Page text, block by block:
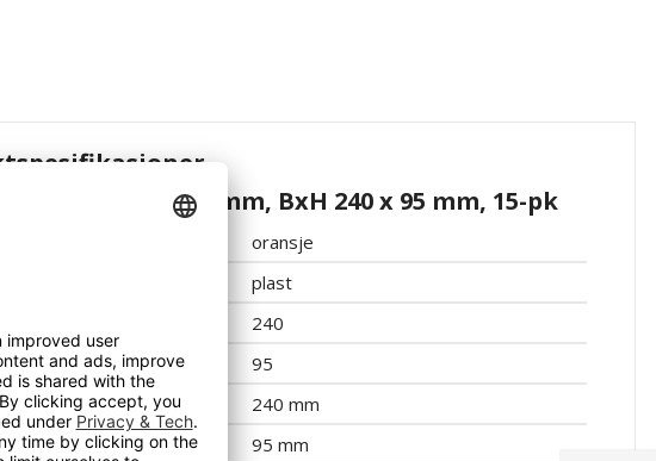
Albina, 500 mm, BxH 240 x 95 mm, 15-pk
oransje
plast
240
95
240 mm
95 mm